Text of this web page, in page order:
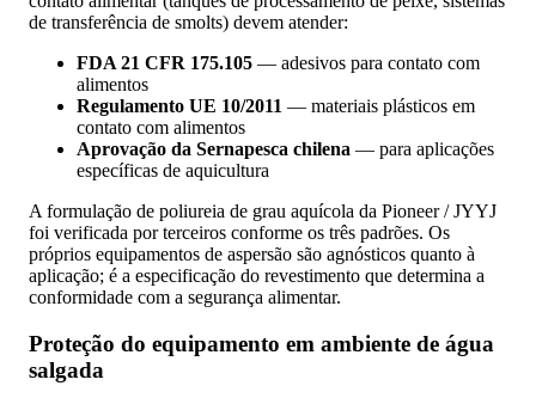
de transferência de smolts) devem atender:
FDA 21 CFR 175.105 — adesivos para contato com
alimentos
Regulamento UE 10/2011 — materiais plásticos em
contato com alimentos
Aprovação da Sernapesca chilena — para aplicações
específicas de aquicultura
A formulação de poliureia de grau aquícola da Pioneer / JYYJ
foi verificada por terceiros conforme os três padrões. Os
próprios equipamentos de aspersão são agnósticos quanto à
aplicação; é a especificação do revestimento que determina a
conformidade com a segurança alimentar.
Proteção do equipamento em ambiente de água
salgada